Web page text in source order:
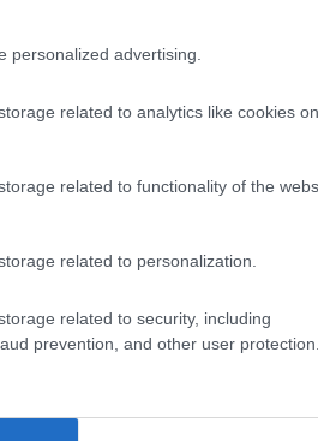
personalized advertising.
related to analytics like cookies on
related to functionality of the
related to personalization.
related to security, including
prevention, and other user protection.
YouTube,Twitch